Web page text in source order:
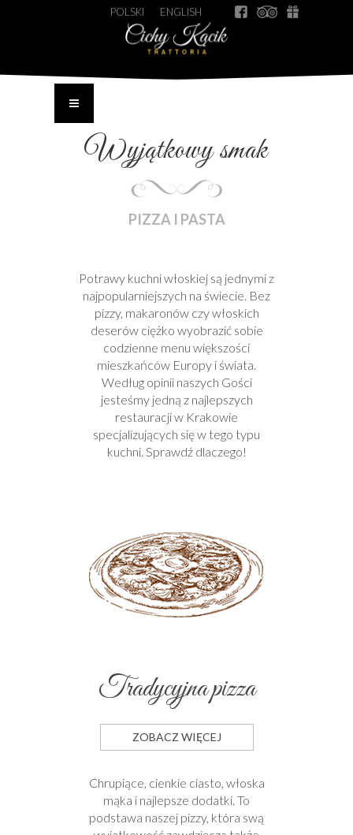
POLSKI ENGLISH
Wyjątkowy smak
PIZZA I PASTA
Potrawy kuchni włoskiej są jednymi z
najpopularniejszych na świecie. Bez
pizzy, makaronów czy włoskich
deserów ciężko wyobrazić sobie
codzienne menu większości
mieszkańców Europy i świata.
Według opinii naszych Gości
jesteśmy jedną z najlepszych
restauracji w Krakowie
specjalizujących się w tego typu
kuchni. Sprawdź dlaczego!
Tradycyjna pizza
ZOBACZ WIĘCEJ
Chrupiące, cienkie ciasto, włoska
mąka i najlepsze dodatki. To
podstawa naszej pizzy, która swą